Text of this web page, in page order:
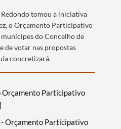
tomou a iniciativa
o Orçamento Participativo
do Concelho de
de votar nas propostas
concretizará.
Orçamento Participativo
- Orçamento Participativo